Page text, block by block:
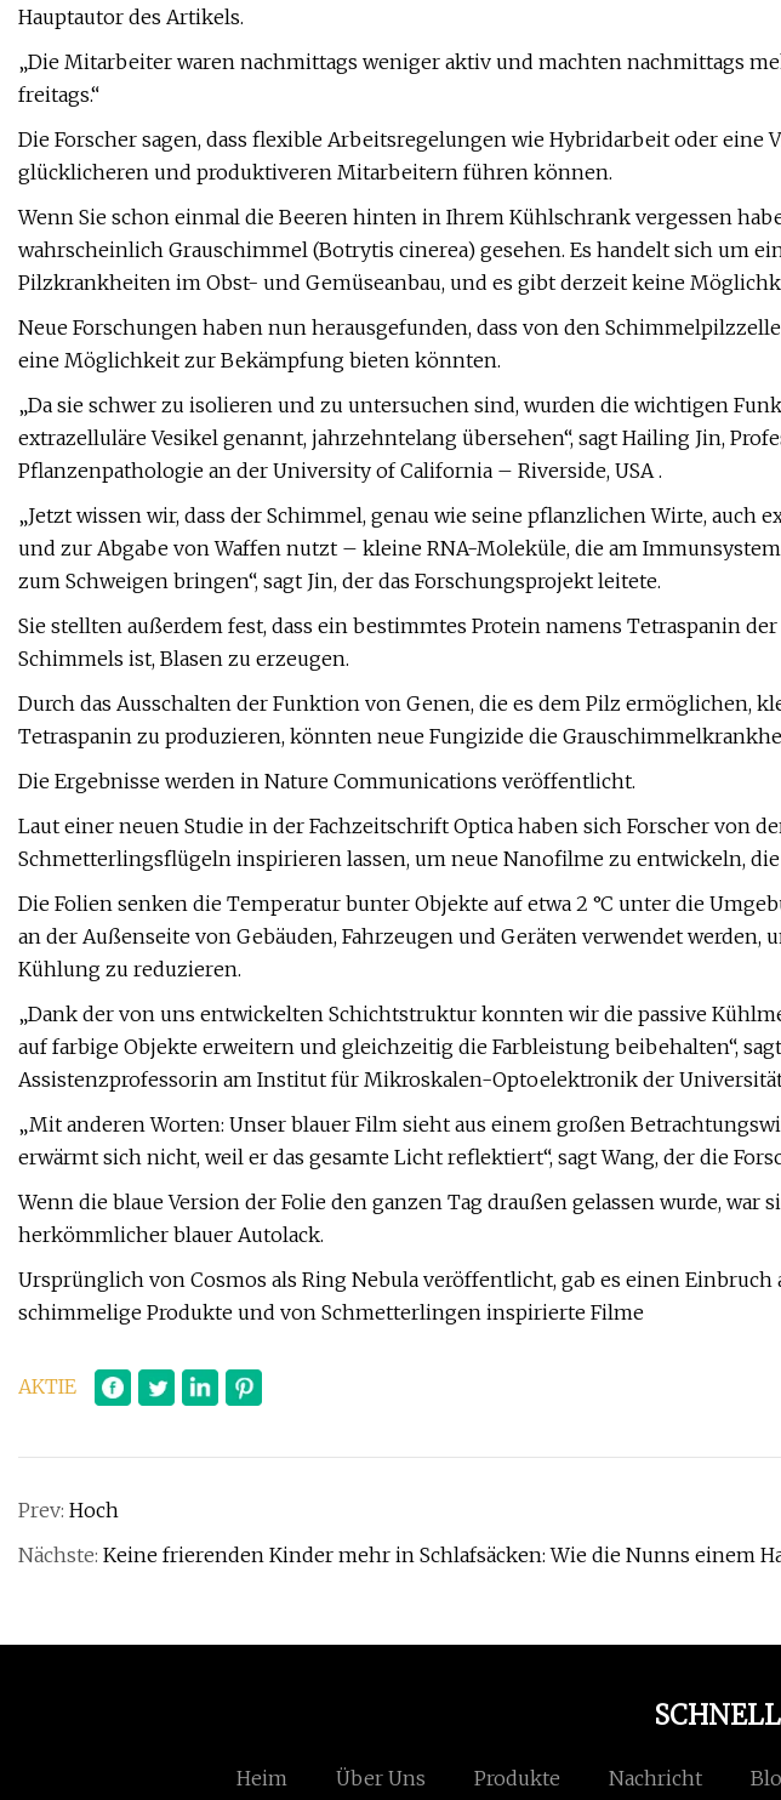
Hauptautor des Artikels.
„Die Mitarbeiter waren nachmittags weniger aktiv und machten nachmittags
freitags.“
Die Forscher sagen, dass flexible Arbeitsregelungen wie Hybridarbeit oder eine
glücklicheren und produktiveren Mitarbeitern führen können.
Wenn Sie schon einmal die Beeren hinten in Ihrem Kühlschrank vergessen
wahrscheinlich Grauschimmel (Botrytis cinerea) gesehen. Es handelt sich um
Pilzkrankheiten im Obst- und Gemüseanbau, und es gibt derzeit keine
Neue Forschungen haben nun herausgefunden, dass von den
eine Möglichkeit zur Bekämpfung bieten könnten.
„Da sie schwer zu isolieren und zu untersuchen sind, wurden die wichtigen
extrazelluläre Vesikel genannt, jahrzehntelang übersehen“, sagt Hailing Jin,
Pflanzenpathologie an der University of California – Riverside, USA .
„Jetzt wissen wir, dass der Schimmel, genau wie seine pflanzlichen Wirte, auch
und zur Abgabe von Waffen nutzt – kleine RNA-Moleküle, die am
zum Schweigen bringen“, sagt Jin, der das Forschungsprojekt leitete.
Sie stellten außerdem fest, dass ein bestimmtes Protein namens Tetraspanin
Schimmels ist, Blasen zu erzeugen.
Durch das Ausschalten der Funktion von Genen, die es dem Pilz ermöglichen,
Tetraspanin zu produzieren, könnten neue Fungizide die
Die Ergebnisse werden in Nature Communications veröffentlicht.
Laut einer neuen Studie in der Fachzeitschrift Optica haben sich Forscher von
Schmetterlingsflügeln inspirieren lassen, um neue Nanofilme zu entwickeln,
Die Folien senken die Temperatur bunter Objekte auf etwa 2 °C unter die
an der Außenseite von Gebäuden, Fahrzeugen und Geräten verwendet werden,
Kühlung zu reduzieren.
„Dank der von uns entwickelten Schichtstruktur konnten wir die passive
auf farbige Objekte erweitern und gleichzeitig die Farbleistung beibehalten“,
Assistenzprofessorin am Institut für Mikroskalen-Optoelektronik der
„Mit anderen Worten: Unser blauer Film sieht aus einem großen
erwärmt sich nicht, weil er das gesamte Licht reflektiert“, sagt Wang, der die
Wenn die blaue Version der Folie den ganzen Tag draußen gelassen wurde, war
herkömmlicher blauer Autolack.
Ursprünglich von Cosmos als Ring Nebula veröffentlicht, gab es einen Einbruch
schimmelige Produkte und von Schmetterlingen inspirierte Filme
AKTIE
Prev: Hoch
Nächste: Keine frierenden Kinder mehr in Schlafsäcken: Wie die Nunns einem
Heim Über Uns Produkte Nachricht